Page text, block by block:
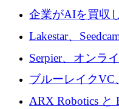
追いつきつつあ
企業がAIを買収
る人々が必要です
Lakestar、
SE3 が自律シス
ームを発表
Serpier、オンラ
性向上を支援す
ブルーレイクVC
導スタートアッ
ARX Robotics と